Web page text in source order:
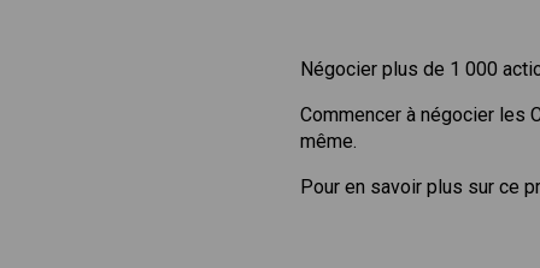
Négocier plus de 1 000
Commencer à négocier les
même.
Pour en savoir plus sur ce